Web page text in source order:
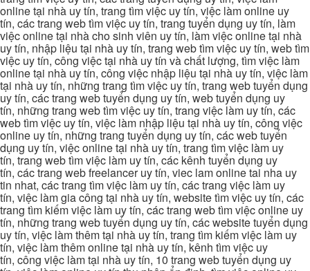
online tại nhà uy tín, trang tìm việc uy tín, việc làm online uy
tín, các trang web tìm việc uy tín, trang tuyển dụng uy tín, làm
việc online tại nhà cho sinh viên uy tín, làm việc online tại nhà
uy tín, nhập liệu tại nhà uy tín, trang web tìm việc uy tín, web tìm
việc uy tín, công việc tại nhà uy tín và chất lượng, tìm việc làm
online tại nhà uy tín, công việc nhập liệu tại nhà uy tín, việc làm
tại nhà uy tín, những trang tìm việc uy tín, trang web tuyển dụng
uy tín, các trang web tuyển dụng uy tín, web tuyển dụng uy
tín, những trang web tìm việc uy tín, trang việc làm uy tín, các
web tìm việc uy tín, việc làm nhập liệu tại nhà uy tín, công việc
online uy tín, những trang tuyển dụng uy tín, các web tuyển
dụng uy tín, việc online tại nhà uy tín, trang tìm việc làm uy
tín, trang web tìm việc làm uy tín, các kênh tuyển dụng uy
tín, các trang web freelancer uy tín, viec lam online tai nha uy
tin nhat, các trang tìm việc làm uy tín, các trang việc làm uy
tín, việc làm gia công tại nhà uy tín, website tìm việc uy tín, các
trang tìm kiếm việc làm uy tín, các trang web tìm việc online uy
tín, những trang web tuyển dụng uy tín, các website tuyển dụng
uy tín, việc làm thêm tại nhà uy tín, trang tìm kiếm việc làm uy
tín, việc làm thêm online tại nhà uy tín, kênh tìm việc uy
tín, công việc làm tại nhà uy tín, 10 trang web tuyển dụng uy